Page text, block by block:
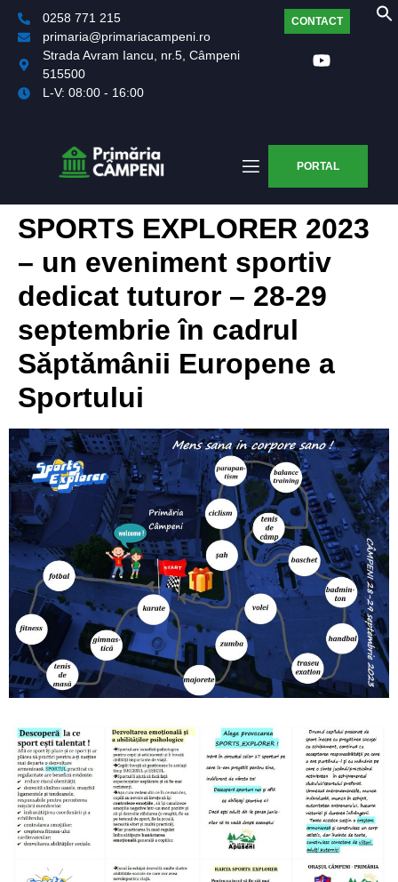
0258 771 215
primaria@primariacampeni.ro
Strada Avram Iancu, nr.5, Câmpeni
515500
L-V: 08:00 - 16:00
CONTACT
PORTAL
SPORTS EXPLORER 2023
– un eveniment sportiv
dedicat tuturor – 28-29
septembrie în cadrul
Săptămânii Europene a
Sportului